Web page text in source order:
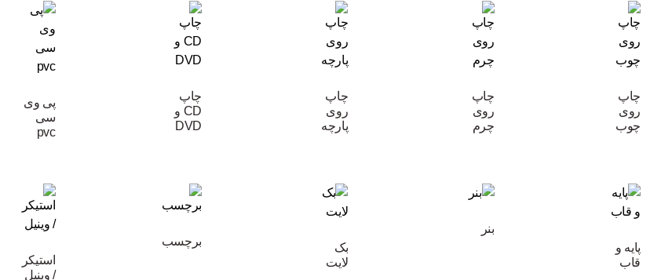
چاپ
روی
چوب
چاپ
روی
چرم
چاپ
روی
پارچه
چاپ
CD و
DVD
پی وی
سی
pvc
پایه و
قاب
بنر
بک
لایت
برچسب
استیکر
/ وینیل